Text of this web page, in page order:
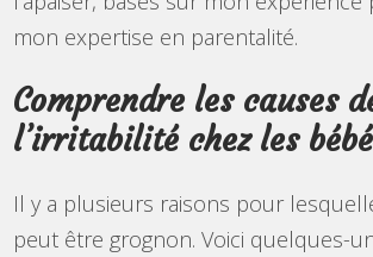
mon expertise en parentalité.
Comprendre les causes
l’irritabilité chez les
Il y a plusieurs raisons pour
peut être grognon. Voici quelques-